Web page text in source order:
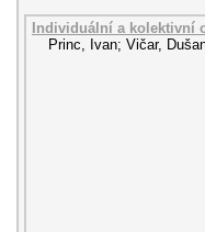
Individuální a kolektivní
Princ, Ivan; Vičar,